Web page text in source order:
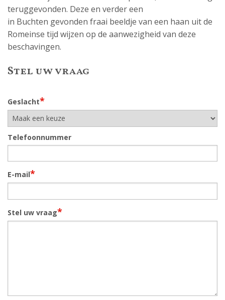
teruggevonden. Deze en verder een
in Buchten gevonden fraai beeldje van een haan uit de
Romeinse tijd wijzen op de aanwezigheid van deze
beschavingen.
Stel uw vraag
Geslacht*
Telefoonnummer
E-mail*
Stel uw vraag*